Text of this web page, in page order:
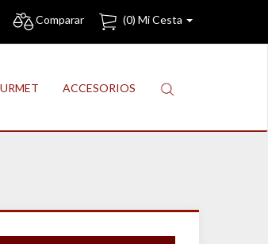
Comparar (0) Mi Cesta
ACCESORIOS